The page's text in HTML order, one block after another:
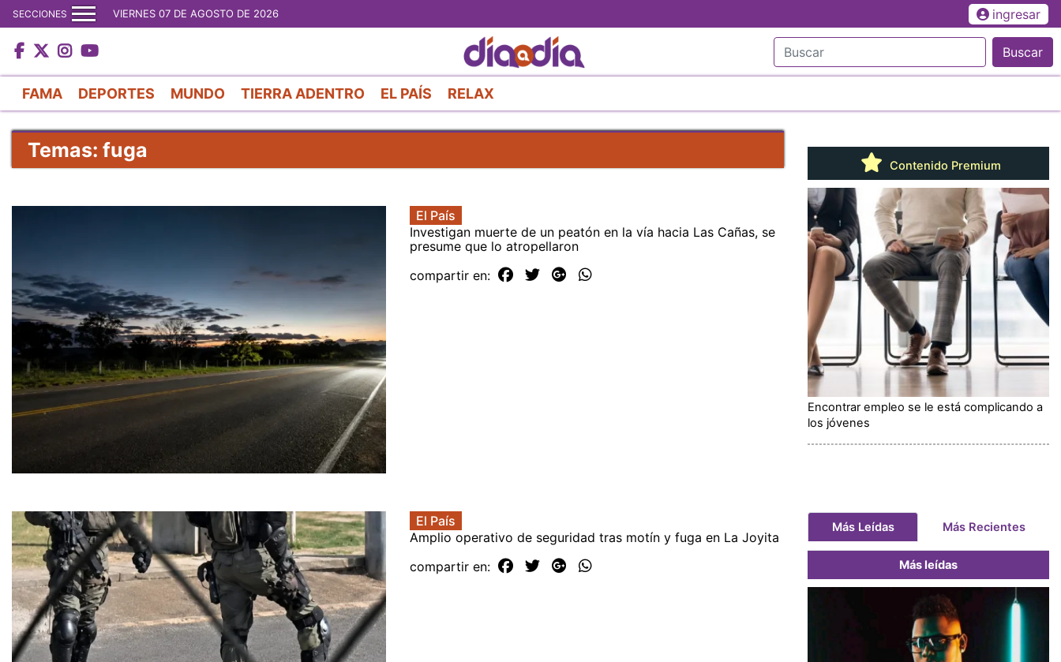
al
contenido
principal
SECCIONES VIERNES 07 DE AGOSTO DE 2026 ingresar
Buscar
FAMA DEPORTES MUNDO TIERRA ADENTRO EL PAÍS RELAX
Temas: fuga
El País
Investigan muerte de un peatón en la vía hacia Las Cañas, se
presume que lo atropellaron
compartir en:
El País
Amplio operativo de seguridad tras motín y fuga en La Joyita
compartir en:
Contenido Premium
Encontrar empleo se le está complicando a
los jóvenes
Más Leídas Más Recientes
Más leídas